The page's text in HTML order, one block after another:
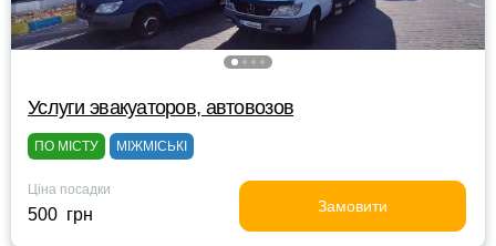
Услуги эвакуаторов, автовозов
ПО МІСТУ МІЖМІСЬКІ
Ціна посадки
500 грн Замовити